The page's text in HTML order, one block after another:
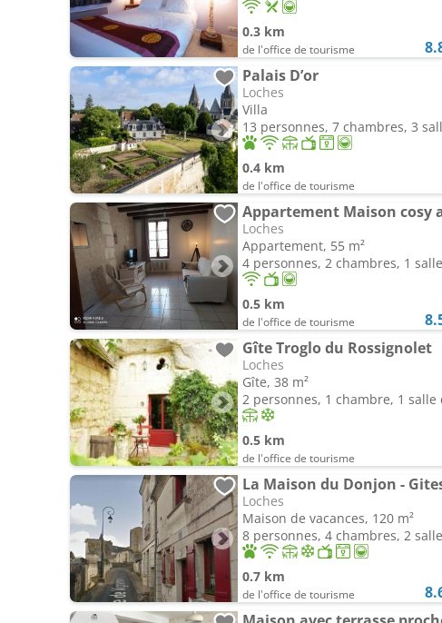
0.3 km
de l'office de tourisme
Palais D’or
Loches
Villa
13 personnes, 7 chambres, 3
0.4 km
de l'office de tourisme
Appartement Maison cosy
Loches
Appartement, 55 m²
4 personnes, 2 chambres, 1
0.5 km
de l'office de tourisme
Gîte Troglo du Rossignolet
Loches
Gîte, 38 m²
2 personnes, 1 chambre, 1 salle
0.5 km
de l'office de tourisme
Loches
Maison de vacances, 120 m²
8 personnes, 4 chambres, 2
0.7 km
de l'office de tourisme